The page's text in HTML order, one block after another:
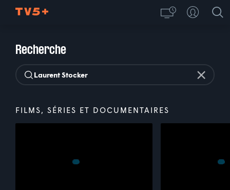
Recherche
FILMS, SÉRIES ET DOCUMENTAIRES